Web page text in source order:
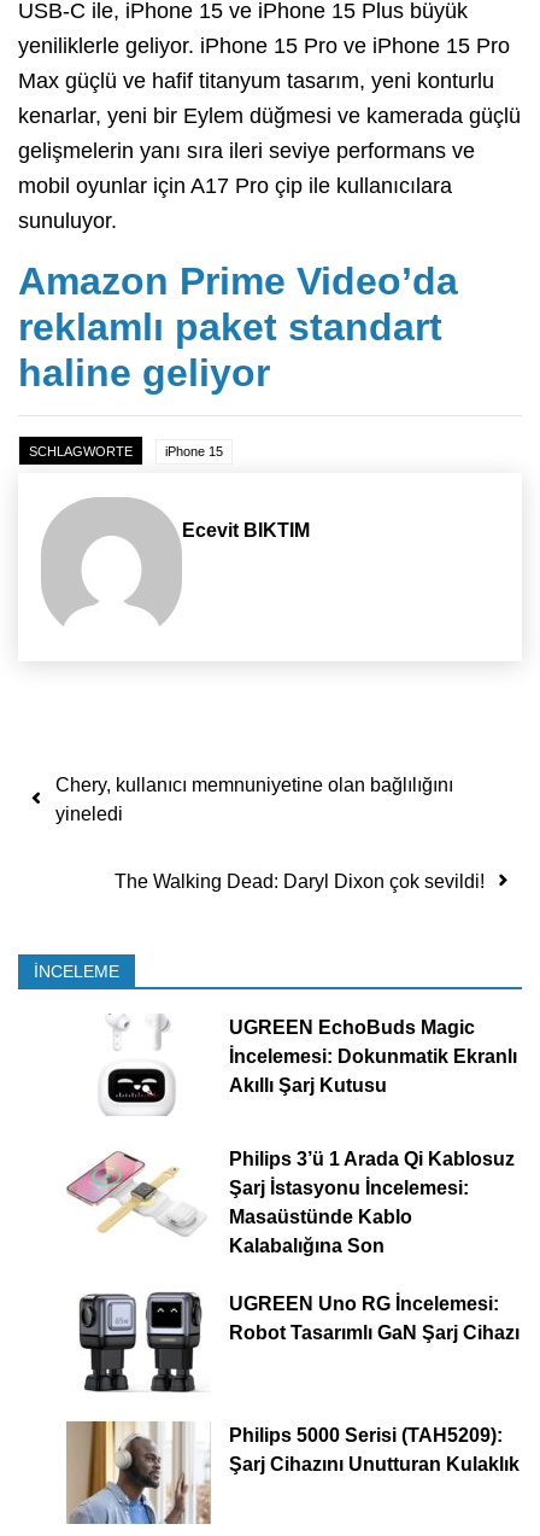
USB-C ile, iPhone 15 ve iPhone 15 Plus büyük
yeniliklerle geliyor. iPhone 15 Pro ve iPhone 15 Pro
Max güçlü ve hafif titanyum tasarım, yeni konturlu
kenarlar, yeni bir Eylem düğmesi ve kamerada güçlü
gelişmelerin yanı sıra ileri seviye performans ve
mobil oyunlar için A17 Pro çip ile kullanıcılara
sunuluyor.
Amazon Prime Video’da
reklamlı paket standart
haline geliyor
SCHLAGWORTE iPhone 15
Ecevit BIKTIM
Yazı dolaşımı
Chery, kullanıcı memnuniyetine olan bağlılığını
yineledi
The Walking Dead: Daryl Dixon çok sevildi!
İNCELEME
UGREEN EchoBuds Magic
İncelemesi: Dokunmatik Ekranlı
Akıllı Şarj Kutusu
Philips 3’ü 1 Arada Qi Kablosuz
Şarj İstasyonu İncelemesi:
Masaüstünde Kablo
Kalabalığına Son
UGREEN Uno RG İncelemesi:
Robot Tasarımlı GaN Şarj Cihazı
Philips 5000 Serisi (TAH5209):
Şarj Cihazını Unutturan Kulaklık